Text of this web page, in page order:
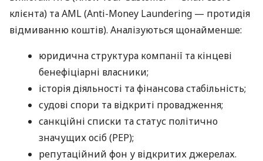
клієнта) та AML (Anti-Money Laundering — протидія
відмиванню коштів). Аналізуються щонайменше:
юридична структура компанії та кінцеві
бенефіціарні власники;
історія діяльності та фінансова стабільність;
судові спори та відкриті провадження;
санкційні списки та статус політично
значущих осіб (PEP);
репутаційний фон у відкритих джерелах.